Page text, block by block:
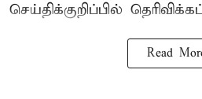
செய்திக்குறிப்பில்
Read